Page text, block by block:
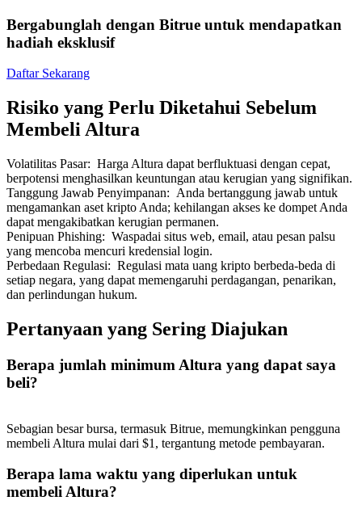
Mitra Bitrue
Afiliasi Bitrue
Hingga 65% Komisi!
Referensi
Deposit CASHCAT & Win
Bergabunglah dengan Bitrue untuk mendapatkan
hadiah eksklusif
Daftar Sekarang
Risiko yang Perlu Diketahui Sebelum
Membeli Altura
Volatilitas Pasar: Harga Altura dapat berfluktuasi dengan cepat,
berpotensi menghasilkan keuntungan atau kerugian yang signifikan.
Tanggung Jawab Penyimpanan: Anda bertanggung jawab untuk
mengamankan aset kripto Anda; kehilangan akses ke dompet Anda
dapat mengakibatkan kerugian permanen.
Penipuan Phishing: Waspadai situs web, email, atau pesan palsu
yang mencoba mencuri kredensial login.
Perbedaan Regulasi: Regulasi mata uang kripto berbeda-beda di
setiap negara, yang dapat memengaruhi perdagangan, penarikan,
dan perlindungan hukum.
Pertanyaan yang Sering Diajukan
Berapa jumlah minimum Altura yang dapat saya
beli?
Sebagian besar bursa, termasuk Bitrue, memungkinkan pengguna
membeli Altura mulai dari $1, tergantung metode pembayaran.
Berapa lama waktu yang diperlukan untuk
membeli Altura?